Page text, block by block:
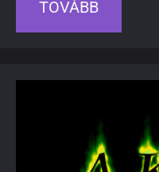
TOVÁBB